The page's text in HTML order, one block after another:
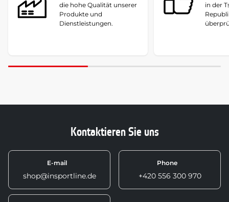
die hohe Qualität unserer
Produkte und
Dienstleistungen.
in der
Kontaktieren Sie uns
E-mail
shop@insportline.de
Phone
+420 556 300 970